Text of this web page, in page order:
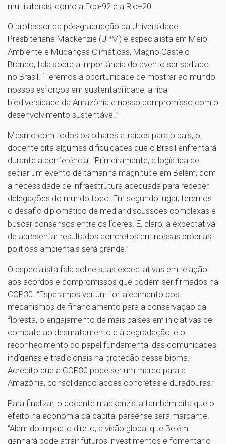
multilaterais, como a Eco-92 e a Rio+20.
O professor da pós-graduação da Universidade
Presbiteriana Mackenzie (UPM) e especialista em Meio
Ambiente e Mudanças Climáticas, Magno Castelo
Branco, fala sobre a importância do evento ser sediado
no Brasil. “Teremos a oportunidade de mostrar ao mundo
nossos esforços em sustentabilidade, a rica
biodiversidade da Amazônia e nosso compromisso com o
desenvolvimento sustentável.”
Mesmo com todos os olhares atraídos para o país, o
docente cita algumas dificuldades que o Brasil enfrentará
durante a conferência. “Primeiramente, a logística de
sediar um evento de tamanha magnitude em Belém, com
a necessidade de infraestrutura adequada para receber
delegações do mundo todo. Em segundo lugar, teremos
o desafio diplomático de mediar discussões complexas e
buscar consensos entre os líderes. E, claro, a expectativa
de apresentar resultados concretos em nossas próprias
políticas ambientais será grande.”
O especialista fala sobre suas expectativas em relação
aos acordos e compromissos que podem ser firmados na
COP30. “Esperamos ver um fortalecimento dos
mecanismos de financiamento para a conservação da
floresta, o engajamento de mais países em iniciativas de
combate ao desmatamento e à degradação, e o
reconhecimento do papel fundamental das comunidades
indígenas e tradicionais na proteção desse bioma.
Acredito que a COP30 pode ser um marco para a
Amazônia, consolidando ações concretas e duradouras.”
Para finalizar, o docente mackenzista também cita que o
efeito na economia da capital paraense será marcante.
“Além do impacto direto, a visão global que Belém
ganhará pode atrair futuros investimentos e fomentar o